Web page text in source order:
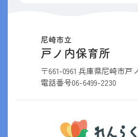
尼崎市立
戸ノ内保育所
〒661-0961 兵庫県尼崎市戸
電話番号06-6499-2230